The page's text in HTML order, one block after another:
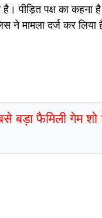
है। पीड़ित पक्ष का
ने मामला दर्ज कर लिया
फैमिली गेम शो